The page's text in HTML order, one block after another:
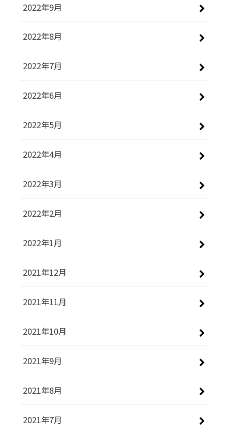
2022年9月
2022年8月
2022年7月
2022年6月
2022年5月
2022年4月
2022年3月
2022年2月
2022年1月
2021年12月
2021年11月
2021年10月
2021年9月
2021年8月
2021年7月